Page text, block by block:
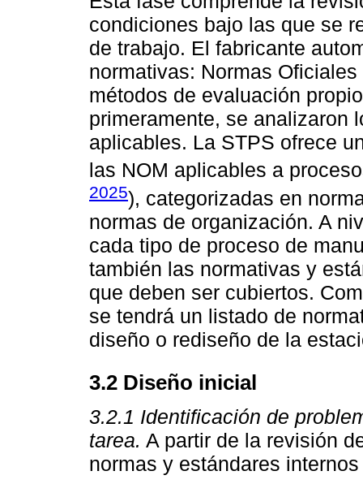
condiciones bajo las que se
de trabajo. El fabricante
normativas: Normas
métodos de evaluación
primeramente, se analizaron
aplicables. La STPS ofrece
las NOM aplicables a
2025), categorizadas en
normas de organización. A
cada tipo de proceso de
también las normativas y
que deben ser cubiertos.
se tendrá un listado de
diseño o rediseño de la
3.2 Diseño inicial
3.2.1 Identificación de
tarea. A partir de la revisión
normas y estándares